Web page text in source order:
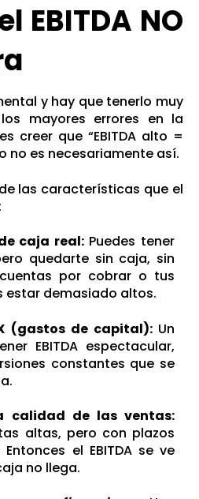
EBITDA NO
y hay que tenerlo muy
mayores errores en la
creer que “EBITDA alto =
no es necesariamente así.
las características que el
caja real: Puedes tener
quedarte sin caja, sin
por cobrar o tus
estar demasiado altos.
(gastos de capital): Un
EBITDA espectacular,
constantes que se
calidad de las ventas:
altas, pero con plazos
el EBITDA se ve
no llega.